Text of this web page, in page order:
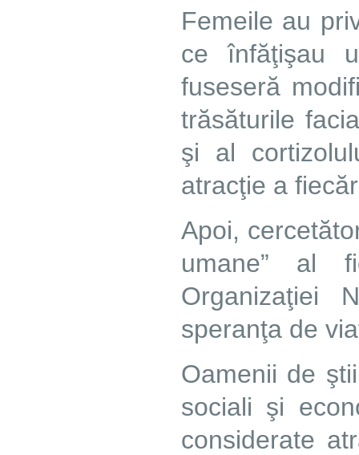
Femeile au
ce înfăţişau
fuseseră
trăsăturile
şi al
atracţie a
Apoi,
umane” al
Organizaţiei
speranţa de
Oamenii de
sociali şi
considerate